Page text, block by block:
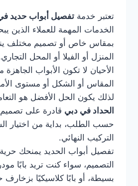
تعتبر خدمة تفصيل أبواب حديد
الخدمات المهمة للعملاء الذين
بمقاس خاص أو تصميم مختلف
المنزل أو الفيلا أو المحل
الأحيان لا تكون الأبواب
المقاس أو الشكل أو مستوى
لذلك يكون الحل الأفضل هو
الحداد في دبي قادرة على تصميم
حسب الطلب، بداية من اختيار
التركيب النهائي.
تفصيل أبواب الحديد يمنحك
التصميم، سواء كنت تريد بابًا
بسيطة، أو بابًا كلاسيكيًا بزخارف